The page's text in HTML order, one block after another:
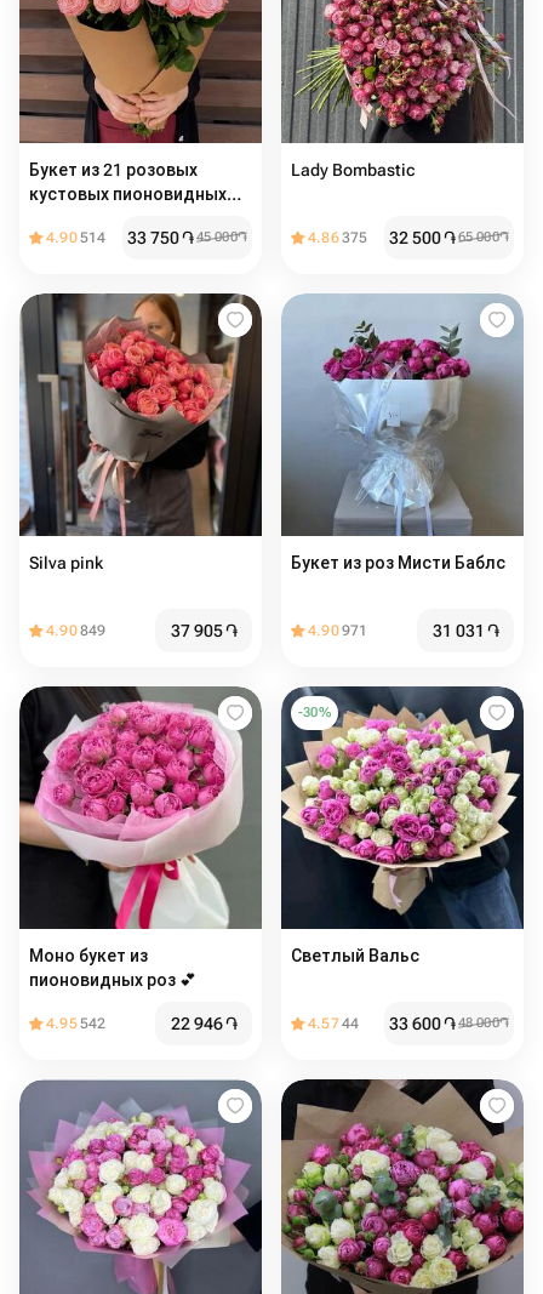
Букет из 21 розовых
кустовых пионовидных
4.90514 33 750֏45 000֏
Lady Bombastic
4.86375 32 500֏65 000֏
Silva pink
4.90849 37 905֏
Букет из роз Мисти Баблс
4.90971 31 031 ֏
Моно букет из
пионовидных роз 💕
4.95542 22 946֏
-30%
Светлый Вальс
4.5744 33 600֏48 000֏